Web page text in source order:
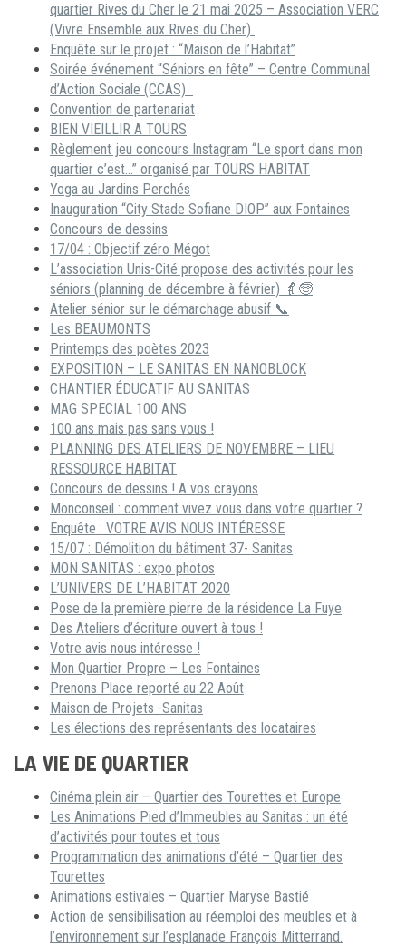
quartier Rives du Cher le 21 mai 2025 – Association VERC
(Vivre Ensemble aux Rives du Cher)
Enquête sur le projet : “Maison de l’Habitat”
Soirée événement “Séniors en fête” – Centre Communal
d’Action Sociale (CCAS)
Convention de partenariat
BIEN VIEILLIR A TOURS
Règlement jeu concours Instagram “Le sport dans mon
quartier c’est…” organisé par TOURS HABITAT
Yoga au Jardins Perchés
Inauguration “City Stade Sofiane DIOP” aux Fontaines
Concours de dessins
17/04 : Objectif zéro Mégot
L’association Unis-Cité propose des activités pour les
séniors (planning de décembre à février) 👵🧓
Atelier sénior sur le démarchage abusif 📞
Les BEAUMONTS
Printemps des poètes 2023
EXPOSITION – LE SANITAS EN NANOBLOCK
CHANTIER ÉDUCATIF AU SANITAS
MAG SPECIAL 100 ANS
100 ans mais pas sans vous !
PLANNING DES ATELIERS DE NOVEMBRE – LIEU
RESSOURCE HABITAT
Concours de dessins ! A vos crayons
Monconseil : comment vivez vous dans votre quartier ?
Enquête : VOTRE AVIS NOUS INTÉRESSE
15/07 : Démolition du bâtiment 37- Sanitas
MON SANITAS : expo photos
L’UNIVERS DE L’HABITAT 2020
Pose de la première pierre de la résidence La Fuye
Des Ateliers d’écriture ouvert à tous !
Votre avis nous intéresse !
Mon Quartier Propre – Les Fontaines
Prenons Place reporté au 22 Août
Maison de Projets -Sanitas
Les élections des représentants des locataires
LA VIE DE QUARTIER
Cinéma plein air – Quartier des Tourettes et Europe
Les Animations Pied d’Immeubles au Sanitas : un été
d’activités pour toutes et tous
Programmation des animations d’été – Quartier des
Tourettes
Animations estivales – Quartier Maryse Bastié
Action de sensibilisation au réemploi des meubles et à
l’environnement sur l’esplanade François Mitterrand.